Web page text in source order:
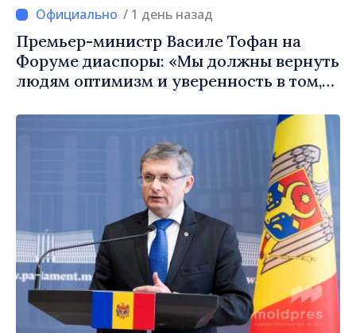
/ 1 день назад
Премьер-министр Василе Тофан на
Форуме диаспоры: «Мы должны вернуть
людям оптимизм и уверенность в том,
правильном направлении»